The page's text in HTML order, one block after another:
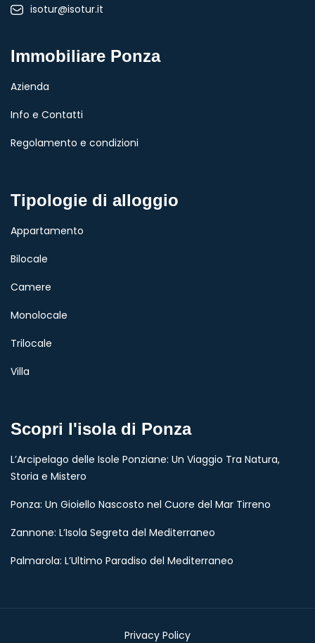
isotur@isotur.it
Immobiliare Ponza
Azienda
Info e Contatti
Regolamento e condizioni
Tipologie di alloggio
Appartamento
Bilocale
Camere
Monolocale
Trilocale
Villa
Scopri l'isola di Ponza
L’Arcipelago delle Isole Ponziane: Un Viaggio Tra Natura,
Storia e Mistero
Ponza: Un Gioiello Nascosto nel Cuore del Mar Tirreno
Zannone: L’Isola Segreta del Mediterraneo
Palmarola: L’Ultimo Paradiso del Mediterraneo
Privacy Policy